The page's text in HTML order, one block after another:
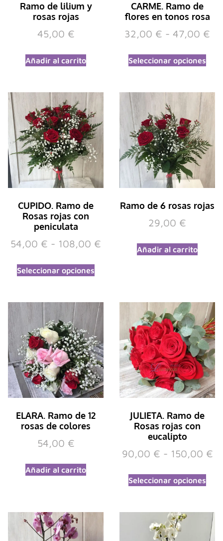
Ramo de lilium y
rosas rojas
45,00 €
Añadir al carrito
CARME. Ramo de
flores en tonos rosa
32,00 € - 47,00 €
Seleccionar opciones
CUPIDO. Ramo de
Rosas rojas con
peniculata
54,00 € - 108,00 €
Seleccionar opciones
Ramo de 6 rosas rojas
29,00 €
Añadir al carrito
ELARA. Ramo de 12
rosas de colores
54,00 €
Añadir al carrito
JULIETA. Ramo de
Rosas rojas con
eucalipto
90,00 € - 150,00 €
Seleccionar opciones